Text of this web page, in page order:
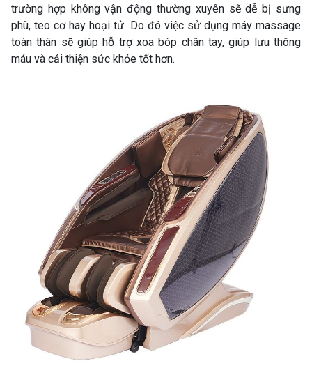
trường hợp không vận động thường xuyên sẽ dễ bị sưng
phù, teo cơ hay hoại tử. Do đó việc sử dụng máy massage
toàn thân sẽ giúp hỗ trợ xoa bóp chân tay, giúp lưu thông
máu và cải thiện sức khỏe tốt hơn.